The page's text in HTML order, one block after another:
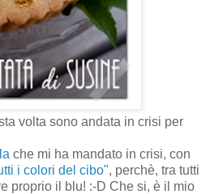
volta sono andata in crisi per
che mi ha mandato in crisi, con
i colori del cibo", perchè, tra tutti
proprio il blu! :-D Che si, è il mio